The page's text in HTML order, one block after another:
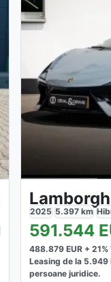
2025 5.397km
591.544
488.879EUR + 21
Leasing de la 5.949
persoane juridice.